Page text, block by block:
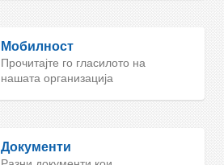
Мобилност
Прочитајте го гласилото на
нашата организација
Документи